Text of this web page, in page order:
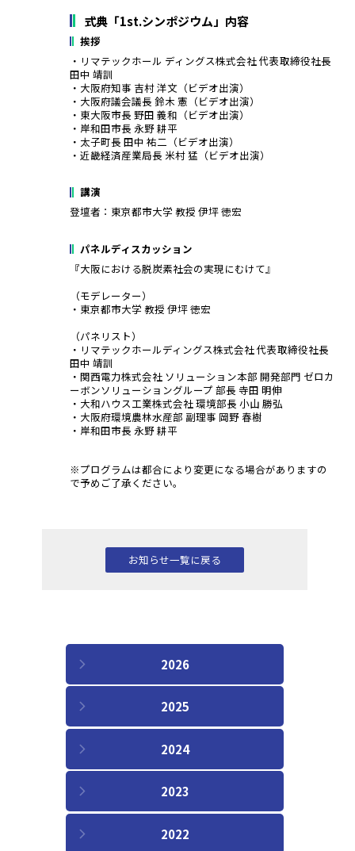
式典「1st.シンポジウム」内容
挨拶
・リマテックホール ディングス株式会社 代表取締役社長
田中 靖訓
・大阪府知事 吉村 洋文（ビデオ出演）
・大阪府議会議長 鈴木 憲（ビデオ出演）
・東大阪市長 野田 義和（ビデオ出演）
・岸和田市長 永野 耕平
・太子町長 田中 祐二（ビデオ出演）
・近畿経済産業局長 米村 猛（ビデオ出演）
講演
登壇者：東京都市大学 教授 伊坪 徳宏
パネルディスカッション
『大阪における脱炭素社会の実現にむけて』
（モデレーター）
・東京都市大学 教授 伊坪 徳宏
（パネリスト）
・リマテックホールディングス株式会社 代表取締役社長
田中 靖訓
・関西電力株式会社 ソリューション本部 開発部門 ゼロカ
ーボンソリューショングループ 部長 寺田 明伸
・大和ハウス工業株式会社 環境部長 小山 勝弘
・大阪府環境農林水産部 副理事 岡野 春樹
・岸和田市長 永野 耕平
※プログラムは都合により変更になる場合がありますの
で予めご了承ください。
お知らせ一覧に戻る
2026
2025
2024
2023
2022